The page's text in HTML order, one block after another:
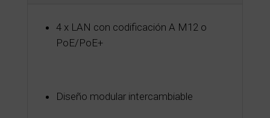
4 x LAN con codificación A M12 o
PoE/PoE+
Diseño modular intercambiable